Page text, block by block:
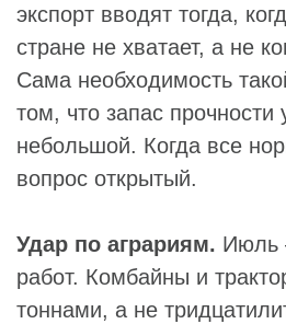
экспорт вводят тогда,
стране не хватает, а не
Сама необходимость
том, что запас прочности
небольшой. Когда все
вопрос открытый.
Удар по аграриям. Июль
работ. Комбайны и
тоннами, а не